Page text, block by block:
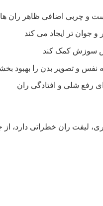
و چربی اضافی ظاهر ران
جوان تر ایجاد می کند
سوزش کمک کند
نفس و تصویر بدن را بهبود
رفع شلی و افتادگی ران
لیفت ران خطراتی دارد، از